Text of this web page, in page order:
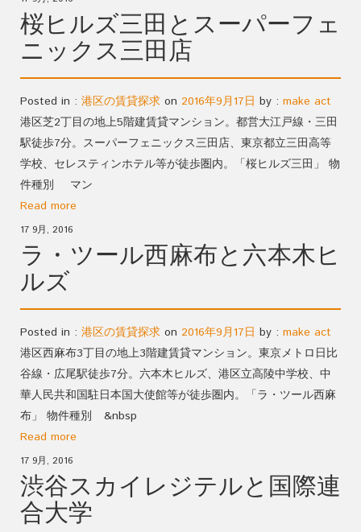
桜ヒルズ三田とスーパーフェ
ニックス三田店
Posted in : 港区の賃貸探求 on 2016年9月17日 by : make act
港区芝2丁目の地上5階建賃貸マンション。都営大江戸線・三田
駅徒歩7分。スーパーフェニックス三田店、東京都立三田高等
学校、セレスティンホテル等が徒歩圏内。「桜ヒルズ三田」 物
件種別 マン
Read more
17 9月, 2016
ラ・ツール西麻布と六本木ヒ
ルズ
Posted in : 港区の賃貸探求 on 2016年9月17日 by : make act
港区西麻布3丁目の地上3階建賃貸マンション。東京メトロ日比
谷線・広尾駅徒歩7分。六本木ヒルズ、港区立高陵中学校、中
華人民共和国駐日本国大使館等が徒歩圏内。「ラ・ツール西麻
布」 物件種別 &nbsp
Read more
17 9月, 2016
渋谷スカイレジテルと国際連
合大学